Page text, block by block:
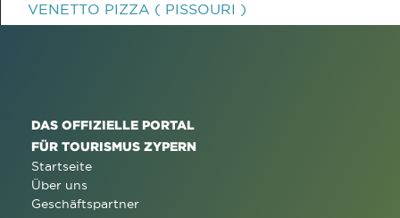
VENETTO PIZZA ( PISSOURI )
DAS OFFIZIELLE PORTAL
FÜR TOURISMUS ZYPERN
Startseite
Über uns
Geschäftspartner